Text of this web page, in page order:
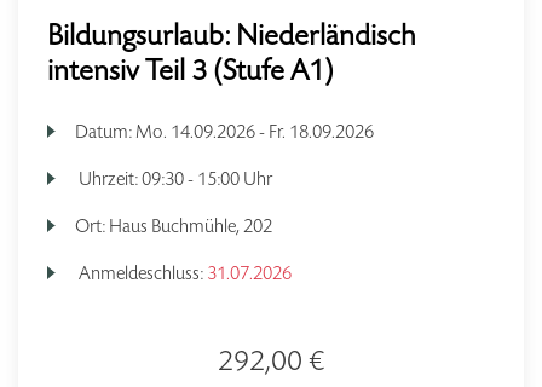
Bildungsurlaub: Niederländisch
intensiv Teil 3 (Stufe A1)
Datum: Mo. 14.09.2026 - Fr. 18.09.2026
Uhrzeit:09:30 - 15:00 Uhr
Ort: Haus Buchmühle, 202
Anmeldeschluss: 31.07.2026
292,00 €